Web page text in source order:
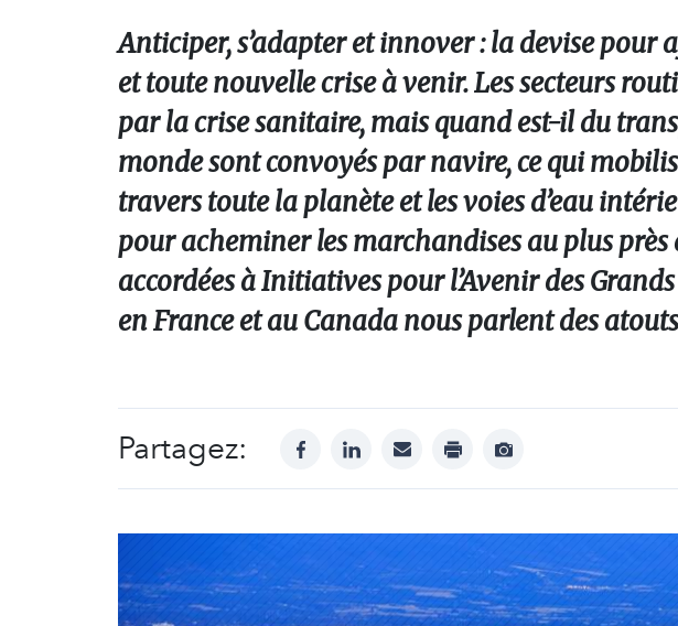
Anticiper, s’adapter et innover : la devise pour
et toute nouvelle crise à venir. Les secteurs
par la crise sanitaire, mais quand est-il du
monde sont convoyés par navire, ce qui
travers toute la planète et les voies d’eau
pour acheminer les marchandises au plus près
accordées à Initiatives pour l’Avenir des
en France et au Canada nous parlent des
Partagez: facebooklinkedinmail print
Afficher